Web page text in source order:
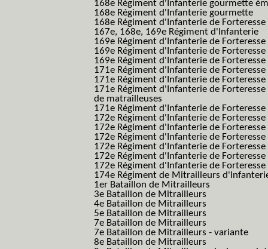
168e Régiment d'Infanterie gourmette
168e Régiment d'Infanterie gourmette
168e Régiment d'Infanterie de Forteresse
167e, 168e, 169e Régiment d'Infanterie
169e Régiment d'Infanterie de Forteresse
169e Régiment d'Infanterie de
169e Régiment d'Infanterie de
171e Régiment d'Infanterie de Forteresse
171e Régiment d'Infanterie de
171e Régiment d'Infanterie de
de matrailleuses
171e Régiment d'Infanterie de
172e Régiment d'Infanterie de Forteresse
172e Régiment d'Infanterie de Forteresse
172e Régiment d'Infanterie de
172e Régiment d'Infanterie de
172e Régiment d'Infanterie de
172e Régiment d'Infanterie de
174e Régiment de Mitrailleurs
1er Bataillon de Mitrailleurs
3e Bataillon de Mitrailleurs
4e Bataillon de Mitrailleurs
5e Bataillon de Mitrailleurs
7e Bataillon de Mitrailleurs
7e Bataillon de Mitrailleurs - variante
8e Bataillon de Mitrailleurs